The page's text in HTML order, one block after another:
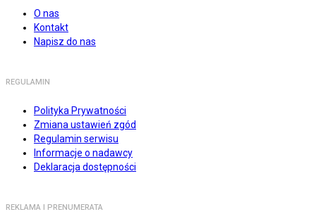
O nas
Kontakt
Napisz do nas
REGULAMIN
Polityka Prywatności
Zmiana ustawień zgód
Regulamin serwisu
Informacje o nadawcy
Deklaracja dostępności
REKLAMA I PRENUMERATA